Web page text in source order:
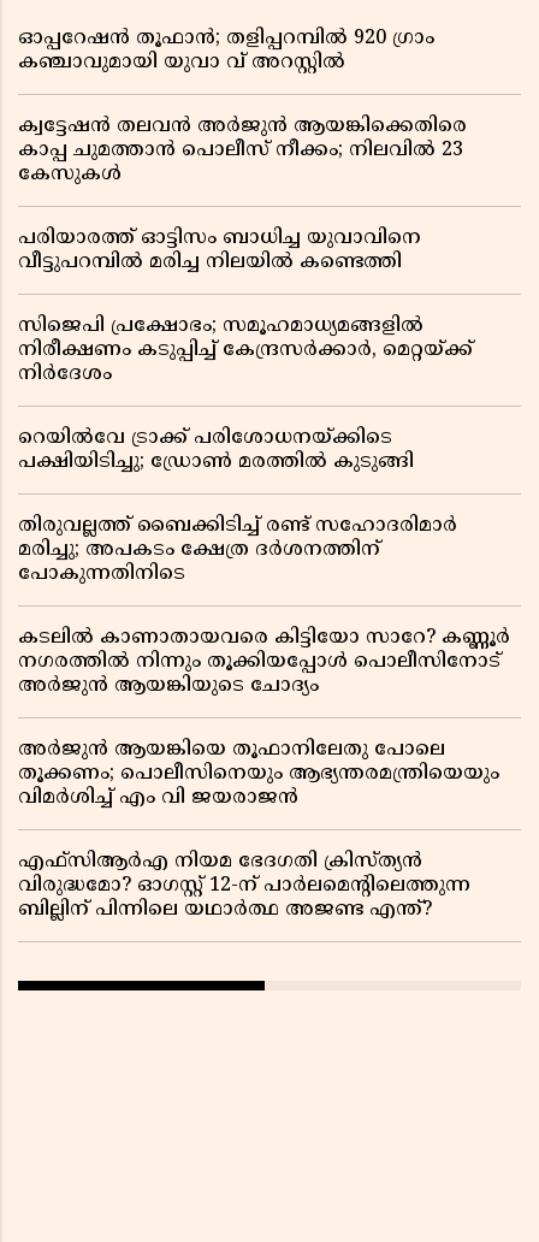
ഓപ്പറേഷൻ തൂഫാൻ; തളിപ്പറമ്പിൽ 920 ഗ്രാം
കഞ്ചാവുമായി യുവാ വ് അറസ്റ്റിൽ
ക്വട്ടേഷൻ തലവൻ അർജുൻ ആയങ്കിക്കെതിരെ
കാപ്പ ചുമത്താൻ പൊലീസ് നീക്കം; നിലവിൽ 23
കേസുകൾ
പരിയാരത്ത് ഓട്ടിസം ബാധിച്ച യുവാവിനെ
വീട്ടുപറമ്പിൽ മരിച്ച നിലയിൽ കണ്ടെത്തി
സിജെപി പ്രക്ഷോഭം; സമൂഹമാധ്യമങ്ങളിൽ
നിരീക്ഷണം കടുപ്പിച്ച് കേന്ദ്രസർക്കാർ, മെറ്റയ്ക്ക്
നിർദേശം
റെയിൽവേ ട്രാക്ക് പരിശോധനയ്ക്കിടെ
പക്ഷിയിടിച്ചു; ഡ്രോൺ മരത്തിൽ കുടുങ്ങി
തിരുവല്ലത്ത് ബൈക്കിടിച്ച് രണ്ട് സഹോദരിമാർ
മരിച്ചു; അപകടം ക്ഷേത്ര ദർശനത്തിന്
പോകുന്നതിനിടെ
കടലിൽ കാണാതായവരെ കിട്ടിയോ സാറേ? കണ്ണൂർ
നഗരത്തിൽ നിന്നും തൂക്കിയപ്പോൾ പൊലീസിനോട്
അർജുൻ ആയങ്കിയുടെ ചോദ്യം
അർജുൻ ആയങ്കിയെ തൂഫാനിലേതു പോലെ
തൂക്കണം; പൊലീസിനെയും ആഭ്യന്തരമന്ത്രിയെയും
വിമർശിച്ച് എം വി ജയരാജൻ
എഫ്സിആർഎ നിയമ ഭേദഗതി ക്രിസ്ത്യൻ
വിരുദ്ധമോ? ഓഗസ്റ്റ് 12-ന് പാർലമെന്റിലെത്തുന്ന
ബില്ലിന് പിന്നിലെ യഥാർത്ഥ അജണ്ട എന്ത്?